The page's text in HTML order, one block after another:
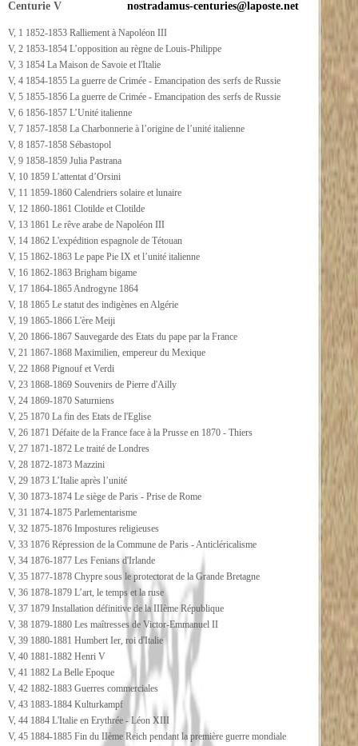
Centurie V
V, 1 1852-1853 Ralliement à Napoléon III
V, 2 1853-1854 L’opposition au règne de Louis-Philippe
V, 3 1854 La Maison de Savoie et l'Italie
V, 4 1854-1855 La guerre de Crimée - Emancipation des serfs de Russie
V, 5 1855-1856 La guerre de Crimée - Emancipation des serfs de Russie
V, 6 1856-1857 L’Unité italienne
V, 7 1857-1858 La Charbonnerie à l’origine de l’unité italienne
V, 8 1857-1858 Sébastopol
V, 9 1858-1859 Julia Pastrana
V, 10 1859 L’attentat d’Orsini
V, 11 1859-1860 Calendriers solaire et lunaire
V, 12 1860-1861 Clotilde et Clotilde
V, 13 1861 Le rêve arabe de Napoléon III
V, 14 1862 L'expédition espagnole de Tétouan
V, 15 1862-1863 Le pape Pie IX et l’unité italienne
V, 16 1862-1863 Brigham bigame
V, 17 1864-1865 Androgyne 1864
V, 18 1865 Le statut des indigènes en Algérie
V, 19 1865-1866 L'ère Meiji
V, 20 1866-1867 Sauvegarde des Etats du pape par la France
V, 21 1867-1868 Maximilien, empereur du Mexique
V, 22 1868 Pignouf et Verdi
V, 23 1868-1869 Souvenirs de Pierre d'Ailly
V, 24 1869-1870 Saturniens
V, 25 1870 La fin des Etats de l'Eglise
V, 26 1871 Défaite de la France face à la Prusse en 1870 - Thiers
V, 27 1871-1872 Le traité de Londres
V, 28 1872-1873 Mazzini
V, 29 1873 L’Italie après l’unité
V, 30 1873-1874 Le siège de Paris - Prise de Rome
V, 31 1874-1875 Parlementarisme
V, 32 1875-1876 Impostures religieuses
V, 33 1876 Répression de la Commune de Paris - Anticléricalisme
V, 34 1876-1877 Les Fenians d'Irlande
V, 35 1877-1878 Chypre sous le protectorat de la Grande Bretagne
V, 36 1878-1879 L’art, le temps et la ruse
V, 37 1879 Installation définitive de la IIIème République
V, 38 1879-1880 Les maîtresses de Victor-Emmanuel II
V, 39 1880-1881 Humbert Ier, roi d'Italie
V, 40 1881-1882 Henri V
V, 41 1882 La Belle Epoque
V, 42 1882-1883 Guerres commerciales
V, 43 1883-1884 Kulturkampf
V, 44 1884 L'Italie en Erythrée - Léon XIII
V, 45 1884-1885 Fin du IIème Reich pendant la première guerre mondiale
nostradamus-centuries@laposte.net